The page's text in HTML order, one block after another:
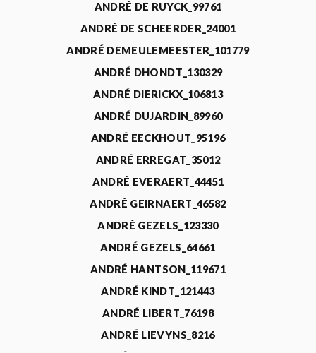
ANDRÉ DE RUYCK_99761
ANDRÉ DE SCHEERDER_24001
ANDRÉ DEMEULEMEESTER_101779
ANDRÉ DHONDT_130329
ANDRÉ DIERICKX_106813
ANDRÉ DUJARDIN_89960
ANDRÉ EECKHOUT_95196
ANDRÉ ERREGAT_35012
ANDRÉ EVERAERT_44451
ANDRÉ GEIRNAERT_46582
ANDRÉ GEZELS_123330
ANDRÉ GEZELS_64661
ANDRÉ HANTSON_119671
ANDRÉ KINDT_121443
ANDRÉ LIBERT_76198
ANDRÉ LIEVYNS_8216